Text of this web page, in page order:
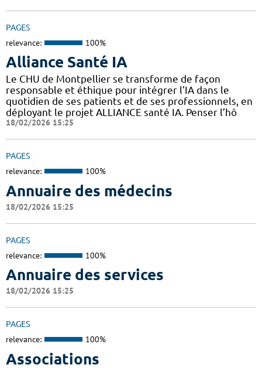
PAGES
relevance: 100%
Alliance Santé IA
Le CHU de Montpellier se transforme de façon
responsable et éthique pour intégrer l’IA dans le
quotidien de ses patients et de ses professionnels, en
déployant le projet ALLIANCE santé IA. Penser l’hô
18/02/2026 15:25
PAGES
relevance: 100%
Annuaire des médecins
18/02/2026 15:25
PAGES
relevance: 100%
Annuaire des services
18/02/2026 15:25
PAGES
relevance: 100%
Associations